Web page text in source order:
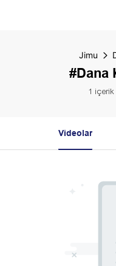
Jimu
#Dana
1 içerik
Videolar